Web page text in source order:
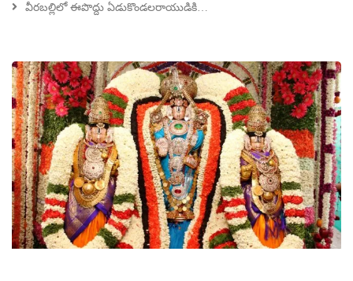
వీరబల్లిలో ఈపొద్దు ఏడుకొండలరాయుడికి…